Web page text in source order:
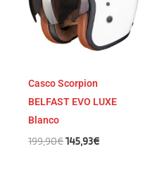
Casco Scorpion
BELFAST EVO LUXE
Blanco
199,90€145,93€